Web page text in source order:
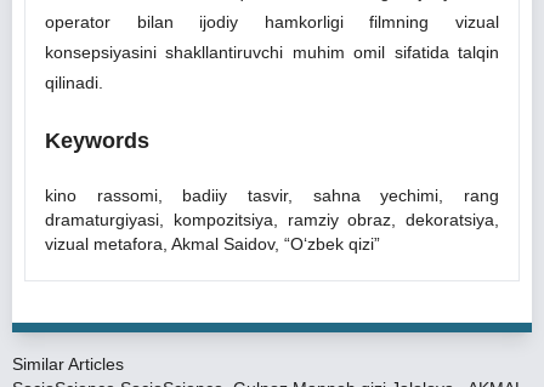
operator bilan ijodiy hamkorligi filmning vizual
konsepsiyasini shakllantiruvchi muhim omil sifatida talqin
qilinadi.
Keywords
kino rassomi, badiiy tasvir, sahna yechimi, rang
dramaturgiyasi, kompozitsiya, ramziy obraz, dekoratsiya,
vizual metafora, Akmal Saidov, “O‘zbek qizi”
Similar Articles